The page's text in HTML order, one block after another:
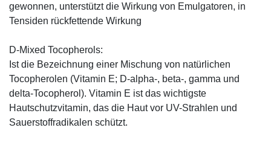
gewonnen, unterstützt die Wirkung von Emulgatoren, in
Tensiden rückfettende Wirkung
D-Mixed Tocopherols:
Ist die Bezeichnung einer Mischung von natürlichen
Tocopherolen (Vitamin E; D-alpha-, beta-, gamma und
delta-Tocopherol). Vitamin E ist das wichtigste
Hautschutzvitamin, das die Haut vor UV-Strahlen und
Sauerstoffradikalen schützt.